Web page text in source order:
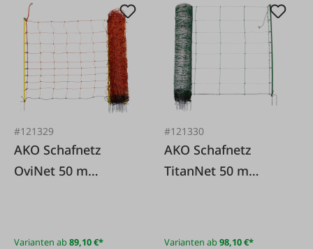
#121329
AKO Schafnetz
OviNet 50 m
Varianten ab89,10 €*
#121330
AKO Schafnetz
TitanNet 50 m
Varianten ab98,10 €*